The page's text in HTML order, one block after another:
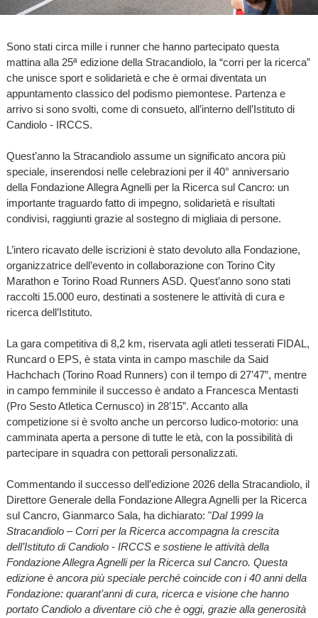
Sono stati circa mille i runner che hanno partecipato questa
mattina alla 25ª edizione della Stracandiolo, la “corri per la ricerca”
che unisce sport e solidarietà e che è ormai diventata un
appuntamento classico del podismo piemontese. Partenza e
arrivo si sono svolti, come di consueto, all’interno dell’Istituto di
Candiolo - IRCCS.
Quest’anno la Stracandiolo assume un significato ancora più
speciale, inserendosi nelle celebrazioni per il 40° anniversario
della Fondazione Allegra Agnelli per la Ricerca sul Cancro: un
importante traguardo fatto di impegno, solidarietà e risultati
condivisi, raggiunti grazie al sostegno di migliaia di persone.
L’intero ricavato delle iscrizioni è stato devoluto alla Fondazione,
organizzatrice dell’evento in collaborazione con Torino City
Marathon e Torino Road Runners ASD. Quest’anno sono stati
raccolti 15.000 euro, destinati a sostenere le attività di cura e
ricerca dell’Istituto.
La gara competitiva di 8,2 km, riservata agli atleti tesserati FIDAL,
Runcard o EPS, è stata vinta in campo maschile da Said
Hachchach (Torino Road Runners) con il tempo di 27’47”, mentre
in campo femminile il successo è andato a Francesca Mentasti
(Pro Sesto Atletica Cernusco) in 28’15”. Accanto alla
competizione si è svolto anche un percorso ludico-motorio: una
camminata aperta a persone di tutte le età, con la possibilità di
partecipare in squadra con pettorali personalizzati.
Commentando il successo dell’edizione 2026 della Stracandiolo, il
Direttore Generale della Fondazione Allegra Agnelli per la Ricerca
sul Cancro, Gianmarco Sala, ha dichiarato: "Dal 1999 la
Stracandiolo – Corri per la Ricerca accompagna la crescita
dell’Istituto di Candiolo - IRCCS e sostiene le attività della
Fondazione Allegra Agnelli per la Ricerca sul Cancro. Questa
edizione è ancora più speciale perché coincide con i 40 anni della
Fondazione: quarant’anni di cura, ricerca e visione che hanno
portato Candiolo a diventare ciò che è oggi, grazie alla generosità